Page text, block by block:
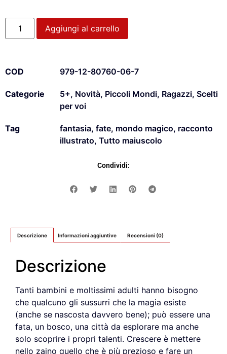
Aggiungi al carrello
COD 979-12-80760-06-7
Categorie 5+, Novità, Piccoli Mondi, Ragazzi, Scelti
per voi
Tag fantasia, fate, mondo magico, racconto
illustrato, Tutto maiuscolo
Condividi:
Descrizione Informazioni aggiuntive Recensioni (0)
Descrizione
Tanti bambini e moltissimi adulti hanno bisogno
che qualcuno gli sussurri che la magia esiste
(anche se nascosta davvero bene); può essere una
fata, un bosco, una città da esplorare ma anche
solo scoprire i propri talenti. Crescere è mettere
nello zaino quello che è più prezioso e fare un